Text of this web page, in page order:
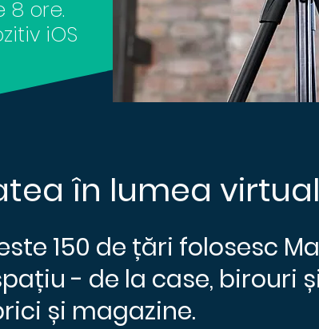
ore.
iOS
în lumea
150 de țări folosesc
- de la case, birouri
și magazine.